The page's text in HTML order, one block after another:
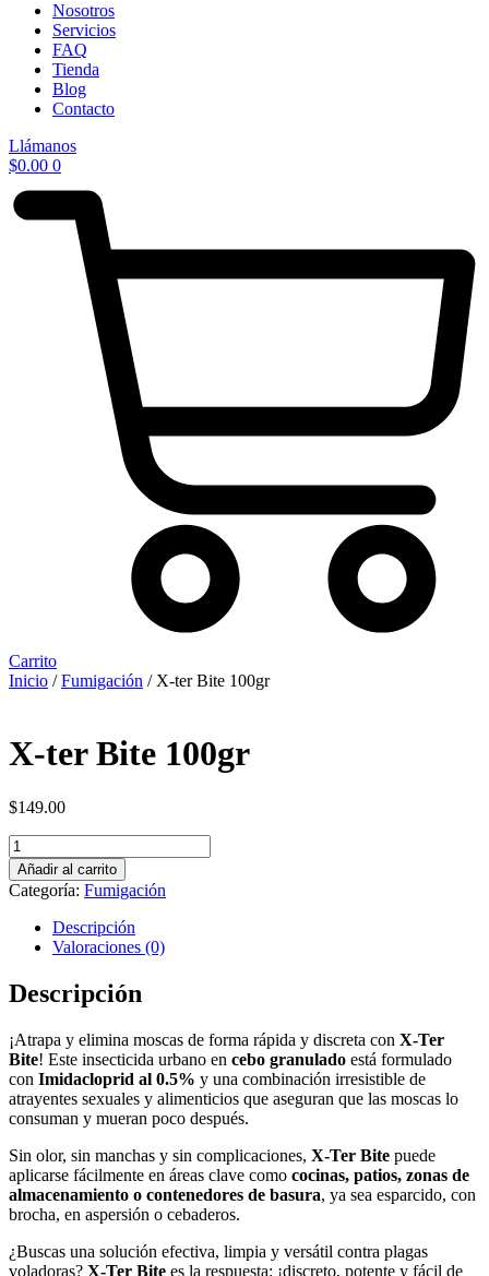
Nosotros
Servicios
FAQ
Tienda
Blog
Contacto
Llámanos
$0.00 0
Carrito
Inicio /Fumigación / X-ter Bite 100gr
X-ter Bite 100gr
$149.00
X-
ter
Bite
100gr
cantidad
Añadir al carrito
Categoría: Fumigación
Descripción
Valoraciones (0)
Descripción
¡Atrapa y elimina moscas de forma rápida y discreta con X-Ter
Bite! Este insecticida urbano en cebo granulado está formulado
con Imidacloprid al 0.5% y una combinación irresistible de
atrayentes sexuales y alimenticios que aseguran que las moscas lo
consuman y mueran poco después.
Sin olor, sin manchas y sin complicaciones, X-Ter Bite puede
aplicarse fácilmente en áreas clave como cocinas, patios, zonas de
almacenamiento o contenedores de basura, ya sea esparcido, con
brocha, en aspersión o cebaderos.
¿Buscas una solución efectiva, limpia y versátil contra plagas
voladoras? X-Ter Bite es la respuesta: ¡discreto, potente y fácil de